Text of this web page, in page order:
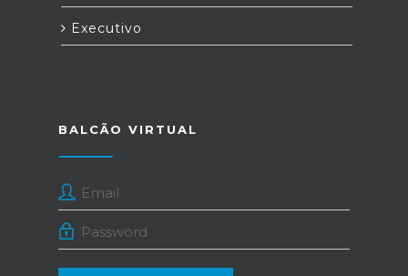
Executivo
BALCÃO VIRTUAL